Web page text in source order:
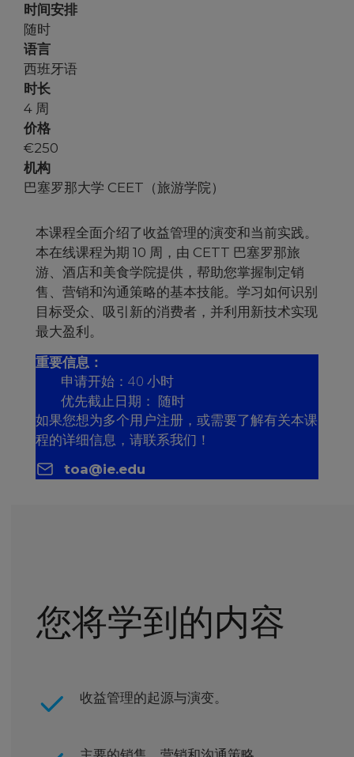
时间安排
随时
语言
西班牙语
时长
4 周
价格
€250
机构
巴塞罗那大学 CEET（旅游学院）
本课程全面介绍了收益管理的演变和当前实践。
本在线课程为期 10 周，由 CETT 巴塞罗那旅
游、酒店和美食学院提供，帮助您掌握制定销
售、营销和沟通策略的基本技能。学习如何识别
目标受众、吸引新的消费者，并利用新技术实现
最大盈利。
重要信息：
申请开始：40 小时
优先截止日期： 随时
如果您想为多个用户注册，或需要了解有关本课
程的详细信息，请联系我们！
toa@ie.edu
您将学到的内容
收益管理的起源与演变。